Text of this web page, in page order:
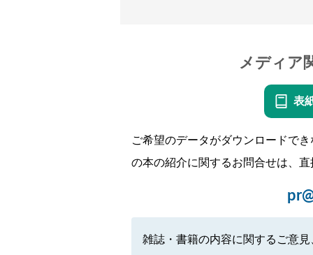
メディア
表
ご希望のデータがダウンロードで
の本の紹介に関するお問合せは、
雑誌・書籍の内容に関するご意